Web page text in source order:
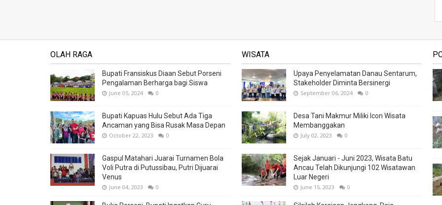
OLAH RAGA
Bupati Fransiskus Diaan Sebut Porseni
Pengalaman Berharga bagi Siswa
June 05, 2024 0
Bupati Kapuas Hulu Sebut Ada Tiga
Ancaman yang Bisa Rusak Masa Depan
October 22, 2023 0
Gaspul Matahari Juarai Turnamen Bola
Voli Putra di Putussibau, Putri Dijuarai
Venus
June 04, 2023 0
WISATA
Upaya Penyelamatan Danau Sentarum,
Stakeholder Diminta Bersinergi
September 06, 2024 0
Desa Tani Makmur Miliki Icon Wisata
Membanggakan
July 02, 2023 0
Sejak Januari - Juni 2023, Wisata Batu
Ancau Telah Dikunjungi 102 Wisatawan
Luar Negeri
June 15, 2023 0